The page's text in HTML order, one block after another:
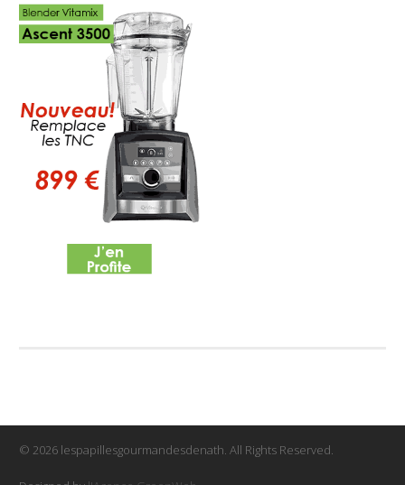
© 2026 lespapillesgourmandesdenath. All Rights Reserved.